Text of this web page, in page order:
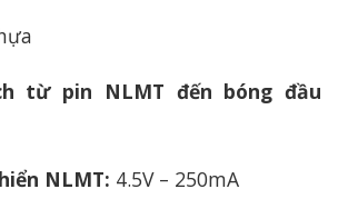
từ pin NLMT đến bóng đầu
NLMT: 4.5V – 250mA